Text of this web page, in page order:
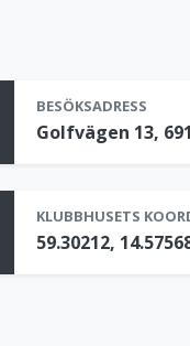
BESÖKSADRESS
Golfvägen 13,
KLUBBHUSETS
59.30212,